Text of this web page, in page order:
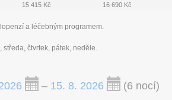
15 415 Kč 16 690 Kč
a léčebným programem.
středa, čtvrtek, pátek, neděle.
– 15. 8. 2026 (6 nocí)